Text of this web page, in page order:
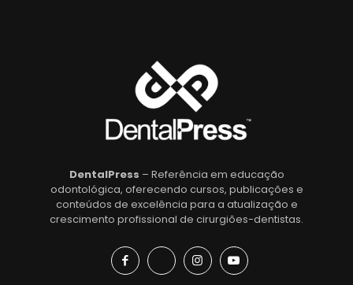
DentalPress – Referência em educação
odontológica, oferecendo cursos, publicações e
conteúdos de excelência para a atualização e
crescimento profissional de cirurgiões-dentistas.